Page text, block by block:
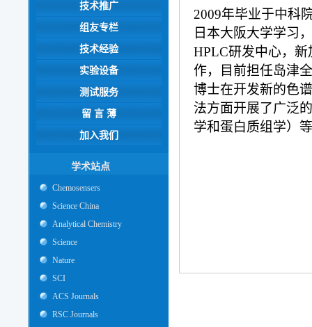
技术推广
组友专栏
技术经验
实验设备
测试服务
留 言 薄
加入我们
学术站点
Chemosensers
Science China
Analytical Chemistry
Science
Nature
SCI
ACS Journals
RSC Journals
2009年毕业于中科
日本大阪大学学习
HPLC研发中心，
作，目前担任岛津
博士在开发新的色
法方面开展了广泛
学和蛋白质组学）